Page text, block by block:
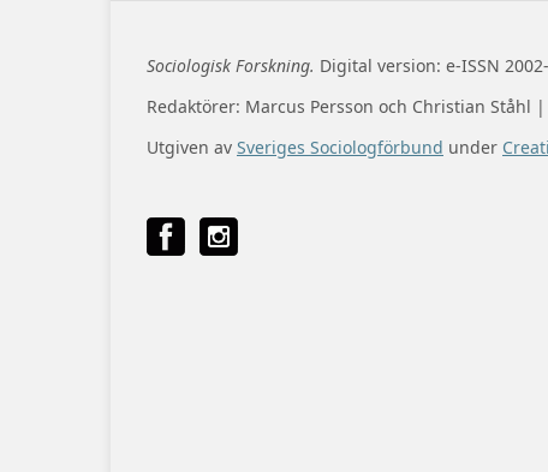
Sociologisk Forskning. Digital version: e-ISSN
Redaktörer: Marcus Persson och Christian Ståhl |
Utgiven av Sveriges Sociologförbund under